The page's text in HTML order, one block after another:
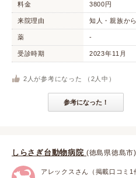
料金 3800円
来院理由 知人・親族か
薬 -
受診時期 2023年11月
2 人が参考になった （ 2 人中）
参考になった！
しらさぎ台動物病院 (徳島県徳島市)
アレックスさん（掲載口コミ1